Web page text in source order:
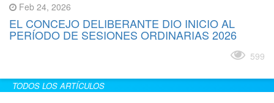
Feb 24, 2026
EL CONCEJO DELIBERANTE DIO INICIO AL
PERÍODO DE SESIONES ORDINARIAS 2026
599
TODOS LOS ARTÍCULOS